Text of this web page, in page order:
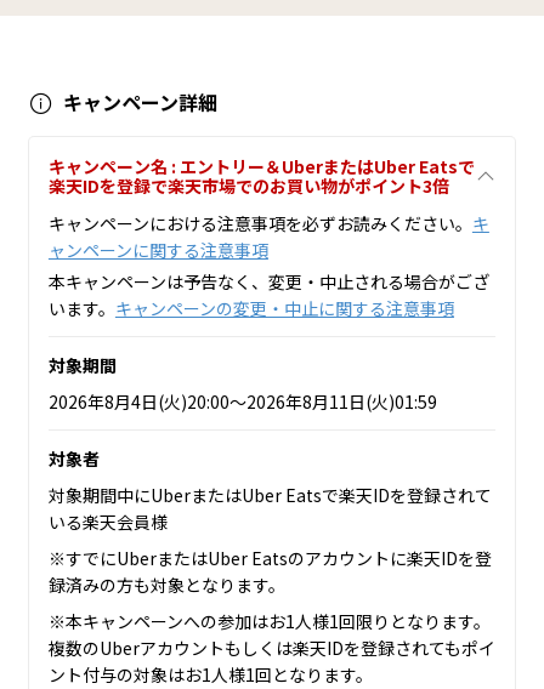
キャンペーン詳細
キャンペーン名 : エントリー＆UberまたはUber Eatsで
楽天IDを登録で楽天市場でのお買い物がポイント3倍
キャンペーンにおける注意事項を必ずお読みください。 キ
ャンペーンに関する注意事項
本キャンペーンは予告なく、変更・中止される場合がござ
います。 キャンペーンの変更・中止に関する注意事項
対象期間
2026年8月4日(火)20:00～2026年8月11日(火)01:59
対象者
対象期間中にUberまたはUber Eatsで楽天IDを登録されて
いる楽天会員様
※すでにUberまたはUber Eatsのアカウントに楽天IDを登
録済みの方も対象となります。
※本キャンペーンへの参加はお1人様1回限りとなります。
複数のUberアカウントもしくは楽天IDを登録されてもポイ
ント付与の対象はお1人様1回となります。